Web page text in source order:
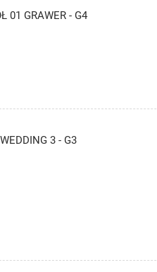
01 GRAWER - G4
3 - G3